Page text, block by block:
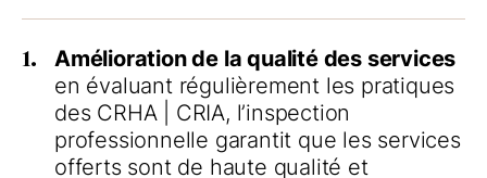
1.
Amélioration de la qualité des services
en évaluant régulièrement les pratiques
des CRHA | CRIA, l’inspection
professionnelle garantit que les services
offerts sont de haute qualité et